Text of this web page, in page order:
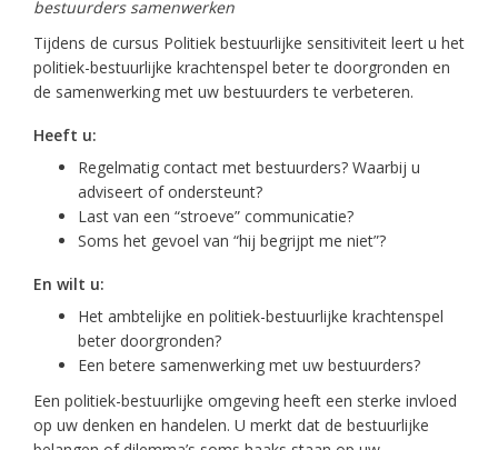
bestuurders samenwerken
Tijdens de cursus Politiek bestuurlijke sensitiviteit leert u het
politiek-bestuurlijke krachtenspel beter te doorgronden en
de samenwerking met uw bestuurders te verbeteren.
Heeft u:
Regelmatig contact met bestuurders? Waarbij u
adviseert of ondersteunt?
Last van een “stroeve” communicatie?
Soms het gevoel van “hij begrijpt me niet”?
En wilt u:
Het ambtelijke en politiek-bestuurlijke krachtenspel
beter doorgronden?
Een betere samenwerking met uw bestuurders?
Een politiek-bestuurlijke omgeving heeft een sterke invloed
op uw denken en handelen. U merkt dat de bestuurlijke